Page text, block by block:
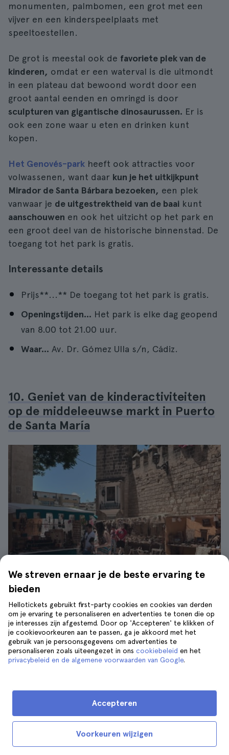
monumenten, palmbomen, een grot met een
vijver en een kinderspeelplaats met
speeltoestellen.
De grot is meestal ook de favoriete plek van de
kinderen, omdat er een waterval is die uitmondt
in een plateau dat bewoond wordt door een
groot aantal eenden en omringd is door
sculpturen van gigantische dinosaurussen. Er is
ook een zone waar u eten en drinken kunt
kopen.
Het Genovés-park heeft ook attracties voor
volwassenen, want daar kun je het uitkijkpunt
Mirador de Santa Bárbara bezoeken, een plek
vanwaar je de uitgestrektheid van de baai kunt
aanschouwen en ook het uitzicht op het park en
een groot deel van de historische binnenstad. De
toegang tot het park is gratis.
Interessante details
Prijs**...** De toegang tot het park is gratis.
Openingstijden... Het park is elke dag geopend
van 8.00 tot 21.00 uur.
Waar... Av. Dr. Gómez Ulla s/n, Cádiz.
10. Geniet van de kinderactiviteiten
op de middeleeuwse markt in Puerto
de Santa María
Middeleeuwse markt in Puerto de Santa María| © J. Luis Villar
El Puerto de Santa María biedt tijdens de zomer
een van de meest eclectische ervaringen van Cádiz
met de middeleeuwse markt, een beurs waar u
kunt ontdekkenen die dansvoorstellingen,
middeleeuwse gastronomische kraampjes,
ambachtelijke producten en activiteiten voor
kinderen op het programma heeft staan.
We streven ernaar je de beste ervaring te
bieden
Hellotickets gebruikt first-party cookies en cookies van derden
om je ervaring te personaliseren en advertenties te tonen die op
je interesses zijn afgestemd. Door op 'Accepteren' te klikken of
je cookievoorkeuren aan te passen, ga je akkoord met het
gebruik van je persoonsgegevens om advertenties te
personaliseren zoals uiteengezet in ons cookiebeleid en het
privacybeleid en de algemene voorwaarden van Google.
Voorkeuren wijzigen
Accepteren